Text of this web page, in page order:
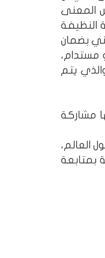
السادس المعنى
النظيفة
بضمان
مستدام،
يتم
مشاركة
العالم،
بمتابعة